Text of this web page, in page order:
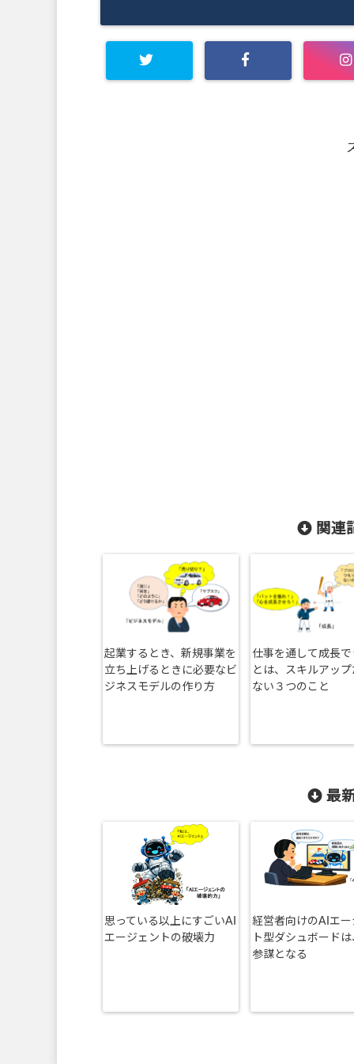
関連
起業するとき、新規事業を
立ち上げるときに必要なビ
ジネスモデルの作り方
仕事を通して成長
とは、スキルアッ
ない３つのこと
最
思っている以上にすごいAI
エージェントの破壊力
経営者向けのAIエー
ト型ダシュボード
参謀となる